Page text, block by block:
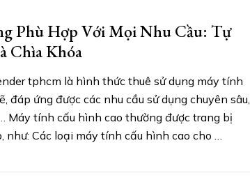
Phù Hợp Với Mọi Nhu Cầu: Tự
Chìa Khóa
tphcm là hình thức thuê sử dụng máy tính
đáp ứng được các nhu cầu sử dụng chuyên sâu,
Máy tính cấu hình cao thường được trang bị
như: Các loại máy tính cấu hình cao cho …